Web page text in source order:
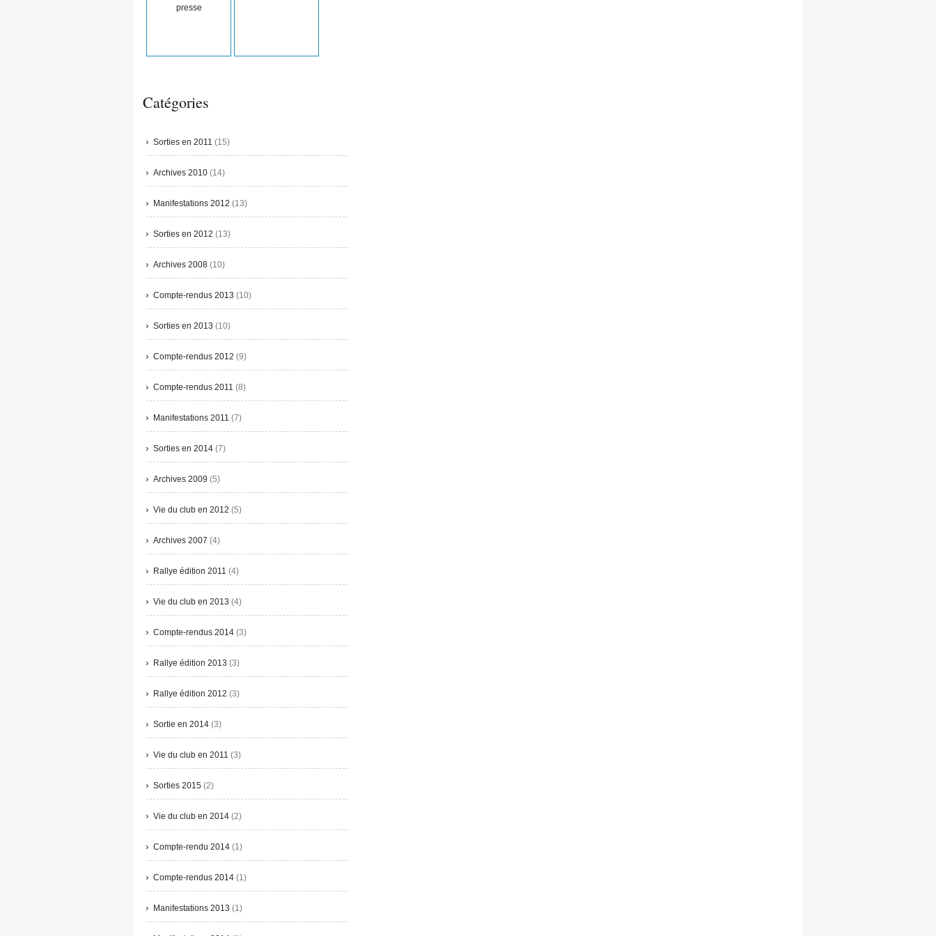
presse
Catégories
Sorties en 2011 (15)
Archives 2010 (14)
Manifestations 2012 (13)
Sorties en 2012 (13)
Archives 2008 (10)
Compte-rendus 2013 (10)
Sorties en 2013 (10)
Compte-rendus 2012 (9)
Compte-rendus 2011 (8)
Manifestations 2011 (7)
Sorties en 2014 (7)
Archives 2009 (5)
Vie du club en 2012 (5)
Archives 2007 (4)
Rallye édition 2011 (4)
Vie du club en 2013 (4)
Compte-rendus 2014 (3)
Rallye édition 2013 (3)
Rallye édition 2012 (3)
Sortie en 2014 (3)
Vie du club en 2011 (3)
Sorties 2015 (2)
Vie du club en 2014 (2)
Compte-rendu 2014 (1)
Compte-rendus 2014 (1)
Manifestations 2013 (1)